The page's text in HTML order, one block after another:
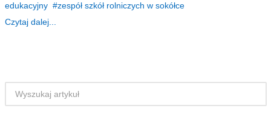
edukacyjny
zespół szkół rolniczych w sokółce
Czytaj dalej...